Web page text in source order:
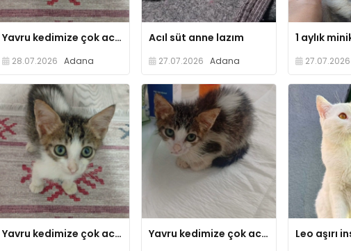
Yavru kedimize çok acil yuva sokağa dönmesin
28.07.2026 Adana
Acıl süt anne lazım
27.07.2026 Adana 27.07.2026
Yavru kedimize çok acil yuva arıyoruz sokağa dönmesim Yavru kedimize çok acil yuva arıyoruz 2-3 günü kaldı sokağa dönmesin